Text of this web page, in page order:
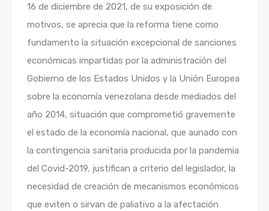
16 de diciembre de 2021, de su exposición de
motivos, se aprecia que la reforma tiene como
fundamento la situación excepcional de sanciones
económicas impartidas por la administración del
Gobierno de los Estados Unidos y la Unión Europea
sobre la economía venezolana desde mediados del
año 2014, situación que comprometió gravemente
el estado de la economía nacional, que aunado con
la contingencia sanitaria producida por la pandemia
del Covid-2019, justifican a criterio del legislador, la
necesidad de creación de mecanismos económicos
que eviten o sirvan de paliativo a la afectación